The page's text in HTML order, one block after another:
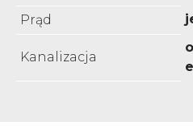
Prąd
Kanalizacja